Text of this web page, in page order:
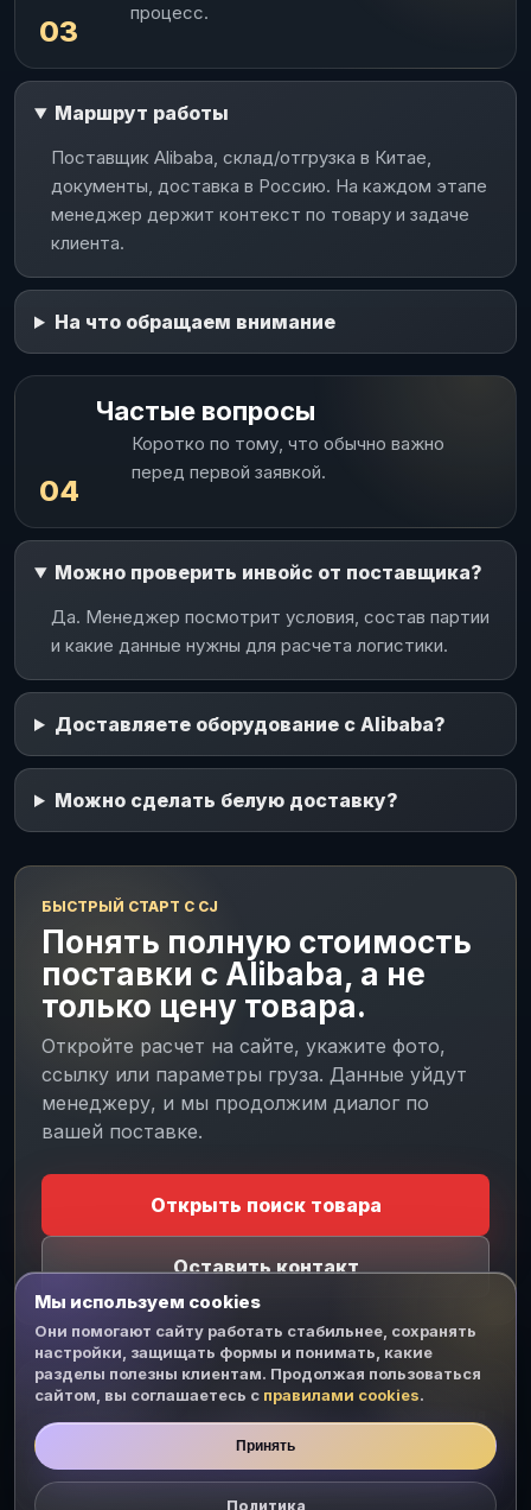
03
процесс.
Маршрут работы
Поставщик Alibaba, склад/отгрузка в Китае,
документы, доставка в Россию. На каждом этапе
менеджер держит контекст по товару и задаче
клиента.
На что обращаем внимание
04
Частые вопросы
Коротко по тому, что обычно важно
перед первой заявкой.
Можно проверить инвойс от поставщика?
Да. Менеджер посмотрит условия, состав партии
и какие данные нужны для расчета логистики.
Доставляете оборудование с Alibaba?
Можно сделать белую доставку?
БЫСТРЫЙ СТАРТ С CJ
Понять полную стоимость
поставки с Alibaba, а не
только цену товара.
Откройте расчет на сайте, укажите фото,
ссылку или параметры груза. Данные уйдут
менеджеру, и мы продолжим диалог по
вашей поставке.
Открыть поиск товара
Оставить контакт
Белая
Растаможка
Доставка
Проверка поставщика в Китае перед оплатой
CJ MESSENGER
Личный чат
БЕЗ TELEGRAM И WHATSAPP
Напишите менеджеру CJ
Войдите или создайте кабинет прямо здесь.
Диалог останется на сайте, а менеджер ответит
Войти Создать Пароль
Мы используем cookies
Они помогают сайту работать стабильнее, сохранять
настройки, защищать формы и понимать, какие
разделы полезны клиентам. Продолжая пользоваться
сайтом, вы соглашаетесь с правилами cookies.
Принять
Политика